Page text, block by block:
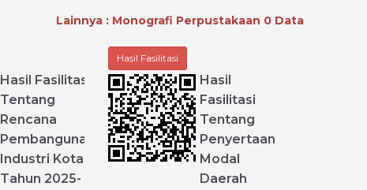
Lainnya : Monografi Perpustakaan 0 Data
Hasil Fasilitasi
Tentang
Rencana
Pembangunan
Industri Kota
Tahun 2025-
Hasil Fasilitasi
Hasil
Fasilitasi
Tentang
Penyertaan
Modal
Daerah